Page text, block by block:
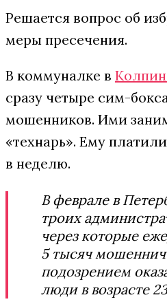
Решается вопрос об
меры пресечения.
В коммуналке в
сразу четыре сим-
мошенников. Ими
«технарь». Ему
в неделю.
В феврале в
троих
через которые
5 тысяч
подозрением
люди в возрасте